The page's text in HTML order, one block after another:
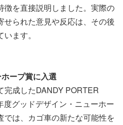
徴を直接説明しました。実際の
せられた意見や反応は、その後
ます。
ープ賞に入選
完成したDANDY PORTER
グッドデザイン・ニューホー
では、カゴ車の新たな可能性を